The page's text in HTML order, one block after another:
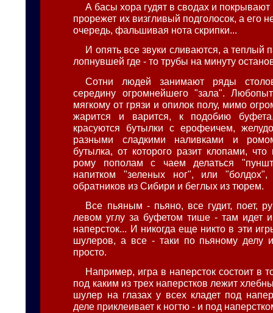
А басы хора гудят в сводах и покрывают
прорежет их визгливый подголосок, а его
очередь, фальшивая нота скрипки...
И опять все звуки сливаются, а теплый
лопнувшей где - то трубы на минуту
Сотни людей занимают ряды
середину огромнейшего "зала".
мягкому от грязи и опилок полу, мимо
жарится и варится, к подобию
красуются бутылки с ерофеичем,
разными сладкими наливками и
бутылка, от которого разит клопами,
рому пополам с чаем делаться
напитком "зеленых ног", или "болдох",
обратников из Сибири и беглых из тюрем.
Все пьяным - пьяно, все гудит, поет,
левом углу за буфетом тише - там идет
наперсток... И никогда еще никто в эти
шулеров, а все - таки по пьяному делу
просто.
Например, игра в наперсток состоит в
под каким из трех наперстков лежит
шулер на глазах у всех кладет под
деле приклеивает к ногтю - и под